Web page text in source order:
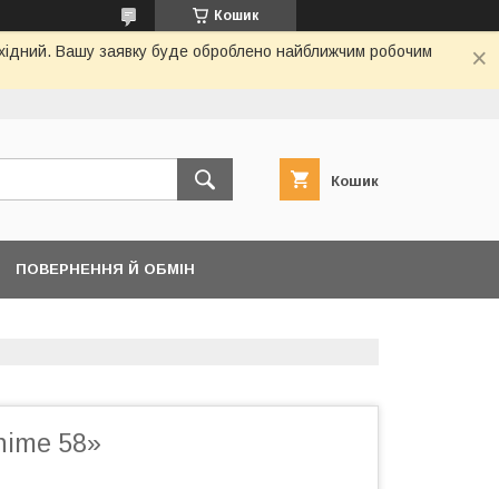
Кошик
Вашу заявку буде оброблено найближчим робочим
Кошик
ПОВЕРНЕННЯ Й ОБМІН
58»